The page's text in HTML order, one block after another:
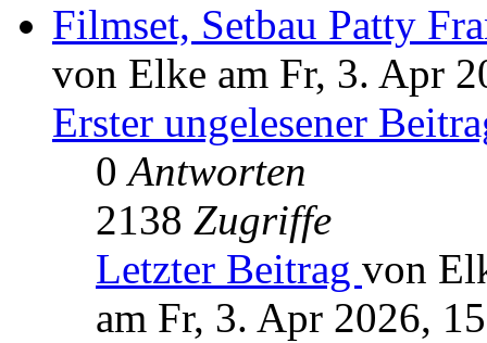
Filmset, Setbau Patty
von Elke am Fr, 3. Apr
Erster ungelesener
0Antworten
2138 Zugriffe
Letzter Beitrag von
am Fr, 3. Apr 2026,